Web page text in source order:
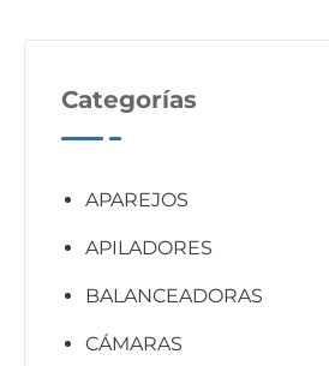
Categorías
APAREJOS
APILADORES
BALANCEADORAS
CÁMARAS